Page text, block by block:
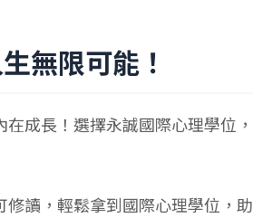
無限可能！
成長！選擇永誠國際心理學位
讀，輕鬆拿到國際心理學位，